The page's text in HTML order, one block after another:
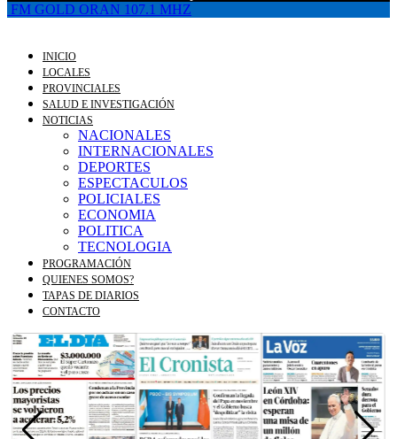
FM GOLD ORAN 107.1 MHZ
INICIO
LOCALES
PROVINCIALES
SALUD E INVESTIGACIÓN
NOTICIAS
NACIONALES
INTERNACIONALES
DEPORTES
ESPECTACULOS
POLICIALES
ECONOMIA
POLITICA
TECNOLOGIA
PROGRAMACIÓN
QUIENES SOMOS?
TAPAS DE DIARIOS
CONTACTO